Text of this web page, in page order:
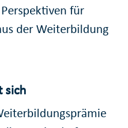
für
der Weiterbildung
sich